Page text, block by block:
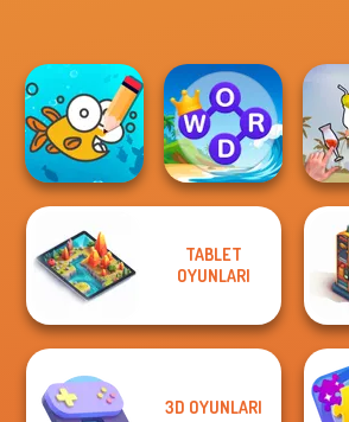
Cute Coloring
Games
Word Connect
Puzzle
Art
TABLET
OYUNLARI
3D OYUNLARI